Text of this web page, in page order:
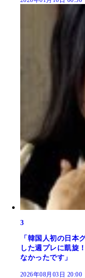
3
「韓国人初の日本
した週プレに凱旋
なかったです」
2026年08月03日 20:00